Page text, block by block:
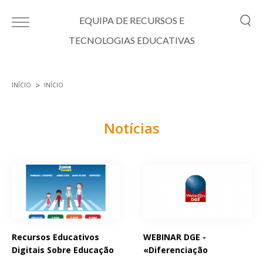
EQUIPA DE RECURSOS E
TECNOLOGIAS EDUCATIVAS
INÍCIO INÍCIO
Notícias
Recursos Educativos
Digitais Sobre Educação
WEBINAR DGE -
«Diferenciação
Páginas